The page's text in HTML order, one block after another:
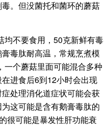
。但没菌托和菌环的蘑菇
不要食用，50克新鲜有毒
毒肽耐高温，常规烹煮模
一个蘑菇里面可能混合多种
进食后6到12小时会出现
处理消化道症状可能会获
这可能是含有鹅膏毒肽的
很可能是暴发性肝功能衰